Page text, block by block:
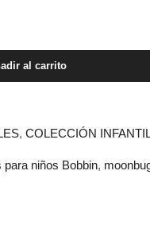
al carrito
,COLECCIÓN
para niños Bobbin,